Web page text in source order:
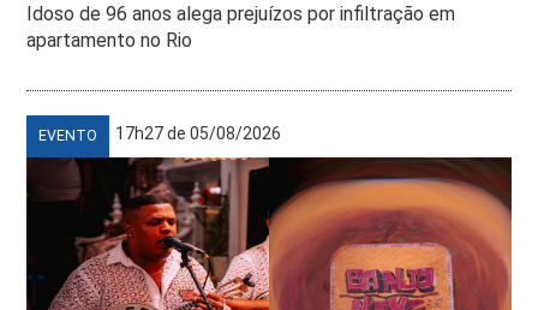
Idoso de 96 anos alega prejuízos por infiltração em
apartamento no Rio
EVENTO 17h27 de 05/08/2026